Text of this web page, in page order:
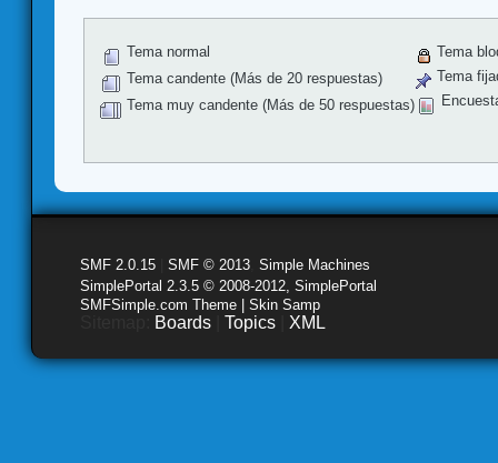
Tema normal
Tema candente (Más de 20 respuestas)
Tema muy candente (Más de 50 respuestas)
Tema
Tema
SMF 2.0.15 SMF © 2013 Simple Machines
SimplePortal 2.3.5 © 2008-2012, SimplePortal
SMFSimple.com Theme | Skin Samp
Boards Topics XML